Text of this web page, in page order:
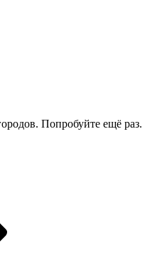
Попробуйте ещё раз.